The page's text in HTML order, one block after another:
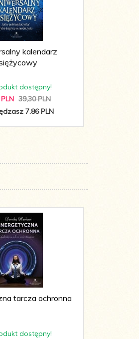
kalendarz
dostępny!
PLN 39,30 PLN
7.86 PLN
tarcza ochronna
dostępny!